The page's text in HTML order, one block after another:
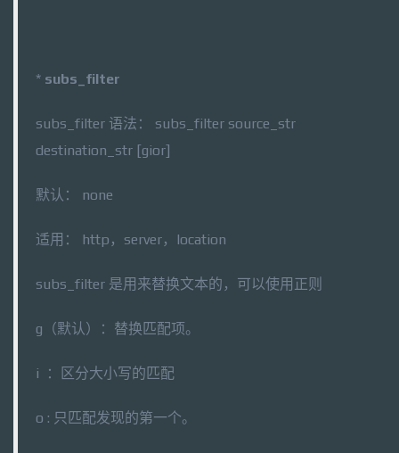
* subs_filter
subs_filter 语法： subs_filter source_str
destination_str [gior]
默认： none
适用： http，server，location
subs_filter 是用来替换文本的，可以使用正则
g（默认）：替换匹配项。
i ：区分大小写的匹配
o : 只匹配发现的第一个。